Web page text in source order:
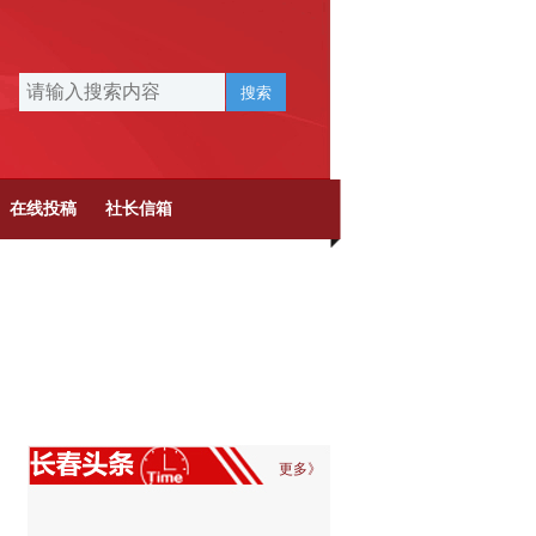
搜索
在线投稿 社长信箱
更多》